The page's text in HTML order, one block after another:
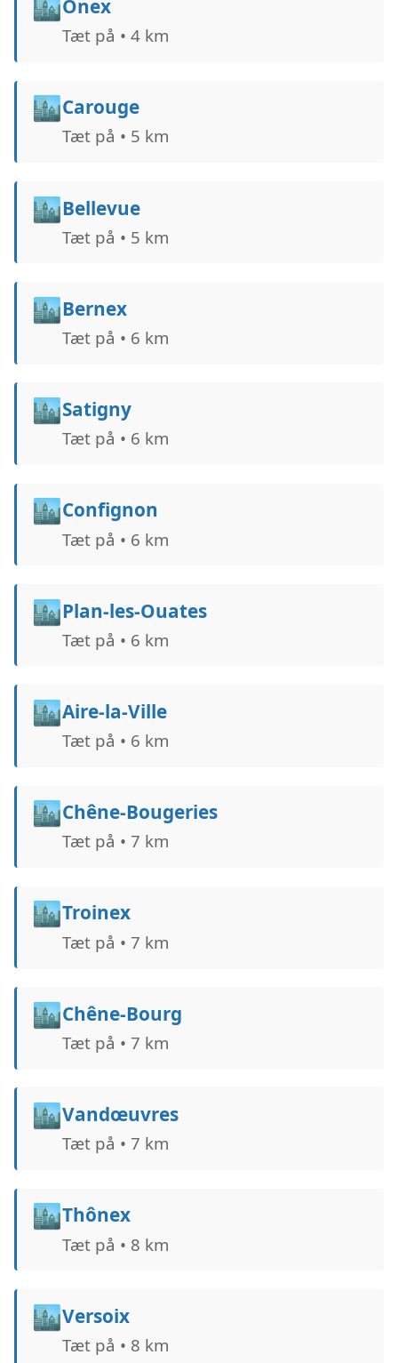
🏙️Onex
Tæt på • 4 km
🏙️Carouge
Tæt på • 5 km
🏙️Bellevue
Tæt på • 5 km
🏙️Bernex
Tæt på • 6 km
🏙️Satigny
Tæt på • 6 km
🏙️Confignon
Tæt på • 6 km
🏙️Plan-les-Ouates
Tæt på • 6 km
🏙️Aire-la-Ville
Tæt på • 6 km
🏙️Chêne-Bougeries
Tæt på • 7 km
🏙️Troinex
Tæt på • 7 km
🏙️Chêne-Bourg
Tæt på • 7 km
🏙️Vandœuvres
Tæt på • 7 km
🏙️Thônex
Tæt på • 8 km
🏙️Versoix
Tæt på • 8 km